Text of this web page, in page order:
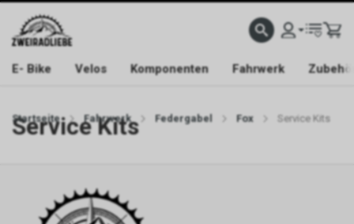
E- Bike Velos Komponenten Fahrwerk
Startseite Fahrwerk Federgabel Fox Service Kits
Service Kits